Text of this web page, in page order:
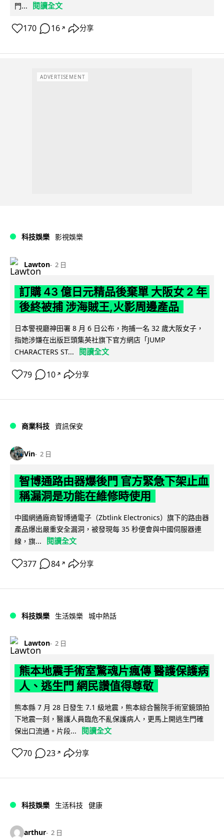
門...
閱讀全文
170 16 ↗ 分享
ADVERTISEMENT
科技娛樂 影視娛樂
Lawton 2 日
訂購 43 億日元精品後棄單 大阪女 2 年
後終被捕 涉海賊王,火影周邊產品
日本警視廳神田署 8 月 6 日公布，拘捕一名 32 歲大阪女子，
指她涉嫌在出版巨頭集英社旗下官方網店「JUMP
CHARACTERS ST...
閱讀全文
79 10 ↗ 分享
商業科技 資訊保安
Vin 2 日
智博通路由器爆後門 官方緊急下架止血
稱漏洞是功能在維修時使用
中國網通廠商智博通電子（Zbtlink Electronics）旗下的路由器
產品爆出嚴重安全漏洞，被發現每 35 秒便會與中國伺服器連
線，旗...
閱讀全文
377 84 ↗ 分享
科技娛樂 生活娛樂 城中熱話
Lawton 2 日
熊本地震手術室驚魂片瘋傳 醫護保護病
人、逃生門 網民讚值得尊敬
熊本縣 7 月 28 日發生 7.1 級地震，熊本綜合醫院手術室鏡頭拍
下地震一刻，醫護人員臨危不亂保護病人，更馬上開逃生門確
保出口流通。片段...
閱讀全文
70 23 ↗ 分享
科技娛樂 生活科技 健康
arthur 2 日